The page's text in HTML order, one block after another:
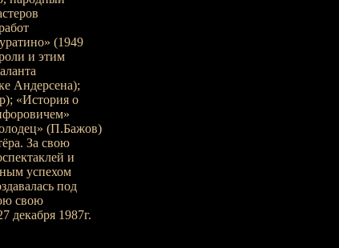
(1949
и этим
Андерсена);
«История о
(П.Бажов)
За свою
и
успехом
под
свою
декабря 1987г.